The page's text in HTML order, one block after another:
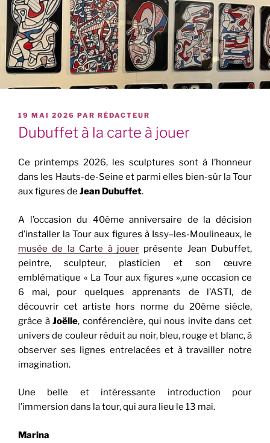
PUBLIÉ
LE
19 MAI 2026 PAR RÉDACTEUR
Dubuffet à la carte à jouer
Ce printemps 2026, les sculptures sont à l’honneur
dans les Hauts-de-Seine et parmi elles bien-sûr la Tour
aux figures de Jean Dubuffet.
A l’occasion du 40ème anniversaire de la décision
d’installer la Tour aux figures à Issy–les-Moulineaux, le
musée de la Carte à jouerprésente Jean Dubuffet,
peintre, sculpteur, plasticien et son œuvre
emblématique « La Tour aux figures »,une occasion ce
6 mai, pour quelques apprenants de l’ASTI, de
découvrir cet artiste hors norme du 20ème siècle,
grâce àJoëlle, conférencière, qui nous invite dans cet
univers de couleur réduit au noir, bleu, rouge et blanc, à
observer ses lignes entrelacées et à travailler notre
imagination.
Une belle et intéressante introduction pour
l’immersion dans la tour, qui aura lieu le 13 mai.
Marina